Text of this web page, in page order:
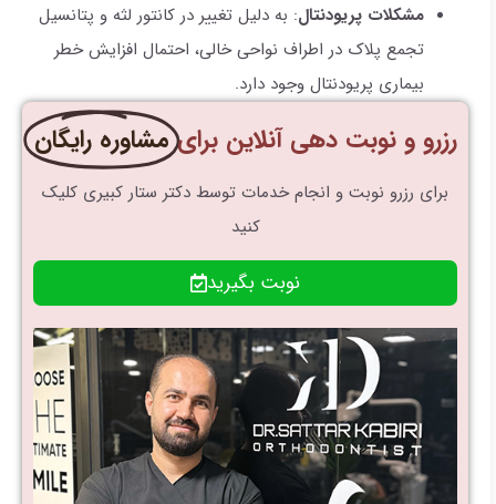
مشکلات پریودنتال: به دلیل تغییر در کانتور لثه و پتانسیل
تجمع پلاک در اطراف نواحی خالی، احتمال افزایش خطر
بیماری پریودنتال وجود دارد.
رزرو و نوبت دهی آنلاین برای مشاوره رایگان
برای رزرو نوبت و انجام خدمات توسط دکتر ستار کبیری کلیک
کنید
نوبت بگیرید